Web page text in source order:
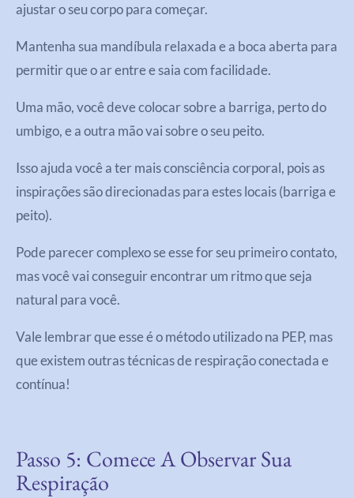
ajustar o seu corpo para começar.
Mantenha sua mandíbula relaxada e a boca aberta para
permitir que o ar entre e saia com facilidade.
Uma mão, você deve colocar sobre a barriga, perto do
umbigo, e a outra mão vai sobre o seu peito.
Isso ajuda você a ter mais consciência corporal, pois as
inspirações são direcionadas para estes locais (barriga e
peito).
Pode parecer complexo se esse for seu primeiro contato,
mas você vai conseguir encontrar um ritmo que seja
natural para você.
Vale lembrar que esse é o método utilizado na PEP, mas
que existem outras técnicas de respiração conectada e
contínua!
Passo 5: Comece A Observar Sua
Respiração